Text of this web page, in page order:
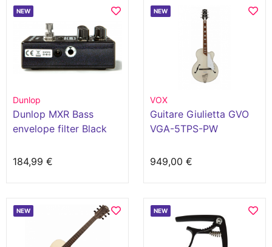
NEW
Dunlop
Dunlop MXR Bass
envelope filter Black
184,99 €
NEW
VOX
Guitare Giulietta GVO
VGA-5TPS-PW
949,00 €
NEW NEW